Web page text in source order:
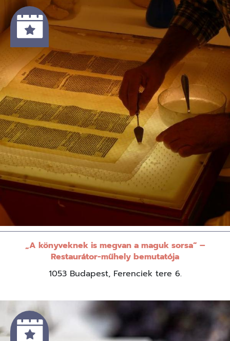
„A könyveknek is megvan a maguk sorsa” –
Restaurátor-műhely bemutatója
1053 Budapest, Ferenciek tere 6.